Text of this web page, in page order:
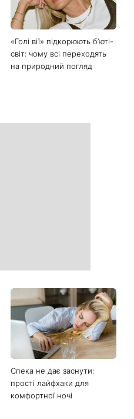
«Голі вії» підкорюють б’юті-
світ: чому всі переходять
на природний погляд